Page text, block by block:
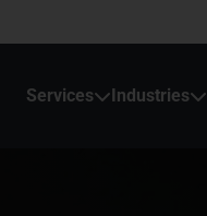
Services Industries